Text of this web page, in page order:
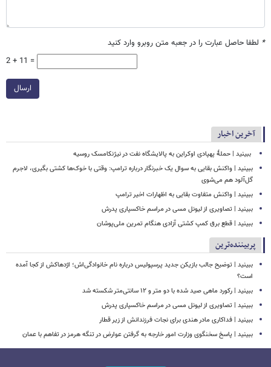
* لطفا حاصل عبارت را در جعبه متن روبرو وارد کنید
2 + 11 =
ارسال
آخرین اخبار
‏ ببینید | حملهٔ پهپادی اوکراین به پالایشگاه نفت در نیژنکامسک روسیه
ببینید | واکنش بقایی به سوال یک خبرنگار درباره ترامپ: وقتی با خوک‌ها کشتی بگیری، لاجرم
گل‌آلود هم می‌شوی
ببینید | واکنش متفاوت بقایی به اظهارات اخیر ترامپ
ببینید | تصاویری از لیونل مسی در مراسم خاکسپاری پدرش
ببینید | قطع برق کمپ کشتی آزادی هنگام تمرین ملی‌پوشان
پربیننده‌ترین
ببینید | توضیح جالب بازیکن جدید پرسپولیس درباره نام خانوادگی‌اش؛ اژدهاکش از کجا آمده
است؟
ببینید | رکورد ماهی صید شده با دو متر و ۱۲ سانتی‌متر شکسته شد
ببینید | تصاویری از لیونل مسی در مراسم خاکسپاری پدرش
ببینید | فداکاری مادر هندی برای نجات فرزندانش از زیر قطار
ببینید | پاسخ سخنگوی وزارت امور خارجه به گرفتن عوارض در تنگه هرمز در تفاهم با عمان